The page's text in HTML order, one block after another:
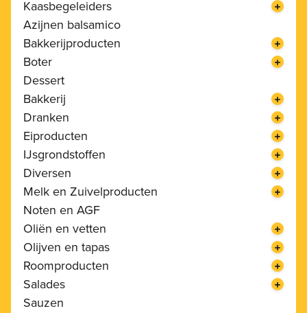
Kaasbegeleiders
Azijnen balsamico
Bakkerijproducten
Boter
Dessert
Bakkerij
Dranken
Eiproducten
IJsgrondstoffen
Diversen
Melk en Zuivelproducten
Noten en AGF
Oliën en vetten
Olijven en tapas
Roomproducten
Salades
Sauzen